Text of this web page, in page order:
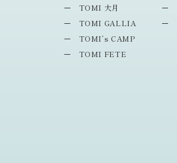
TOMI 大月
TOMI GALLIA
TOMI’s CAMP
TOMI FETE